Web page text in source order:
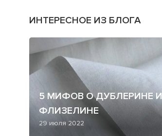
ИНТЕРЕСНОЕ ИЗ БЛОГА
5 МИФОВ О ДУБЛЕРИНЕ И
ФЛИЗЕЛИНЕ
29 июля 2022